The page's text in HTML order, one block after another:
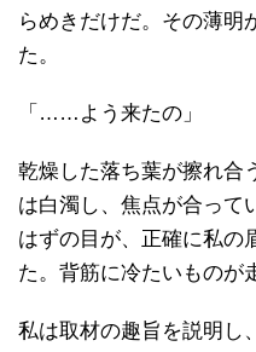
らめきだけだ。その薄明
た。
「……よう来たの」
乾燥した落ち葉が擦れ合
は白濁し、焦点が合って
はずの目が、正確に私の
た。背筋に冷たいものが
私は取材の趣旨を説明し